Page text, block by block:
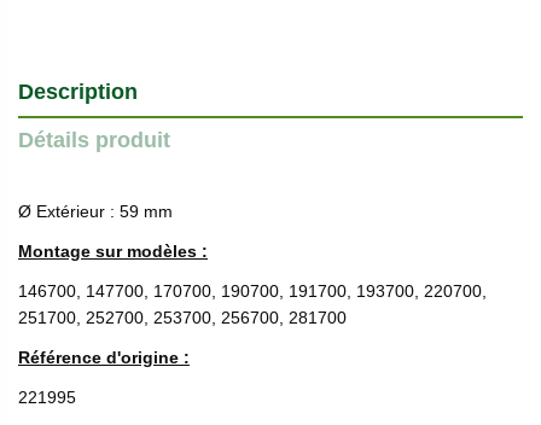
Description
Détails produit
Ø Extérieur : 59 mm
Montage sur modèles :
146700, 147700, 170700, 190700, 191700, 193700, 220700,
251700, 252700, 253700, 256700, 281700
Référence d'origine :
221995